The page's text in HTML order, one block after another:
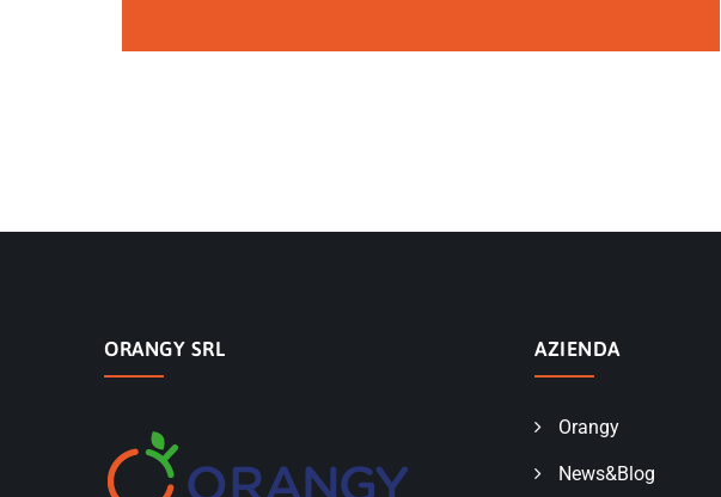
ORANGY SRL AZIENDA
Orangy
News&Blog